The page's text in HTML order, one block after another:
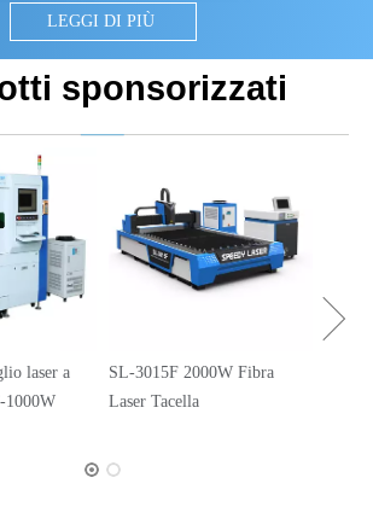
LEGGI DI PIÙ
sponsorizzati
laser a
1000W
SL-3015F 2000W Fibra
Laser Tacella